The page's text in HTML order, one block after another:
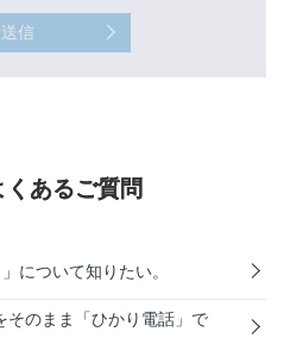
送信
くあるご質問
について知りたい。
そのまま「ひかり電話」で